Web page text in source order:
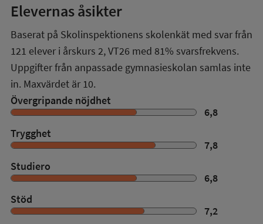
Elevernas åsikter
Baserat på Skolinspektionens skolenkät med svar från
121 elever i årskurs 2,VT26 med 81% svarsfrekvens.
Uppgifter från anpassade gymnasieskolan samlas inte
in. Maxvärdet är 10.
Övergripande nöjdhet
6,8
Trygghet
7,8
Studiero
6,8
Stöd
7,2